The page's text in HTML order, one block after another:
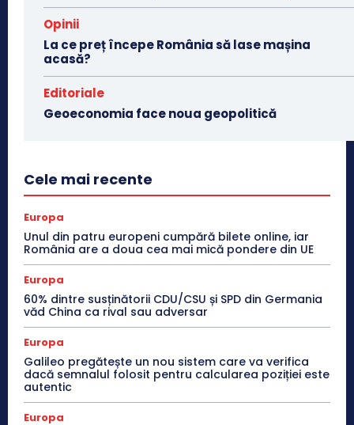
Opinii
La ce preț începe România să lase mașina
acasă?
Editoriale
Geoeconomia face noua geopolitică
Cele mai recente
Europa
Unul din patru europeni cumpără bilete online, iar
România are a doua cea mai mică pondere din UE
Europa
60% dintre susținătorii CDU/CSU și SPD din Germania
văd China ca rival sau adversar
Europa
Galileo pregătește un nou sistem care va verifica
dacă semnalul folosit pentru calcularea poziției este
autentic
Europa